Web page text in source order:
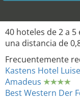
40 hoteles de 2 a
una distancia de
Frecuentemente
Kastens Hotel
Amadeus
Best Western Der